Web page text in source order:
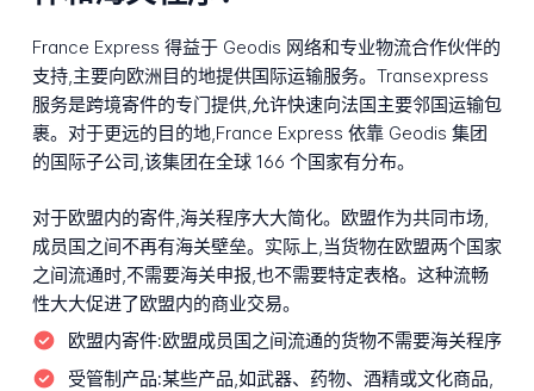
France Express 得益于 Geodis 网络和专业物流合作伙伴的
支持,主要向欧洲目的地提供国际运输服务。Transexpress
服务是跨境寄件的专门提供,允许快速向法国主要邻国运输包
裹。对于更远的目的地,France Express 依靠 Geodis 集团
的国际子公司,该集团在全球 166 个国家有分布。
对于欧盟内的寄件,海关程序大大简化。欧盟作为共同市场,
成员国之间不再有海关壁垒。实际上,当货物在欧盟两个国家
之间流通时,不需要海关申报,也不需要特定表格。这种流畅
性大大促进了欧盟内的商业交易。
欧盟内寄件:欧盟成员国之间流通的货物不需要海关程序
受管制产品:某些产品,如武器、药物、酒精或文化商品,